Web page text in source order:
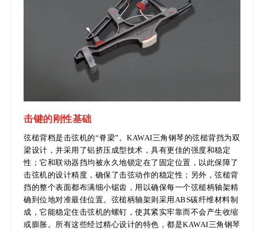
击键的刚性基础
弦槌背档是击弦机的“脊梁”。KAWAI三角钢琴的弦槌背挡为双
梁设计，并采用了铝挤压成型技术，具有更佳的强度和稳定
性；它和联动器挡均被永久地锁定在了固定位置，以此保障了
击弦机的设计精度，确保了击弦动作的稳定性；另外，弦槌背
挡的整个表面都布满细小锯齿，用以确保每一个弦槌柄轴架精
确到位地对准最佳位置。弦槌柄轴架则采用ABS碳纤维材料制
成，它能稳定住击弦机的螺钉，使其紧实牢靠而不会产生收缩
或膨胀。所有这些经过精心设计的特色，都是KAWAI三角钢琴